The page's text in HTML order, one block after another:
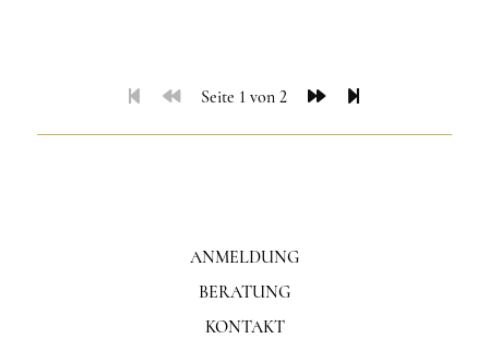
Seite 1 von 2
ANMELDUNG
BERATUNG
KONTAKT